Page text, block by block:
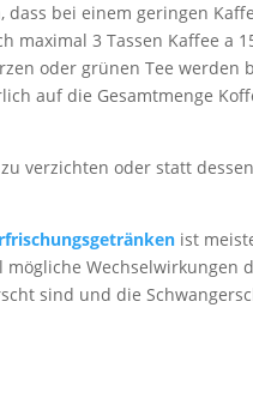
bei einem geringen
3 Tassen Kaffee a
oder grünen Tee werden
auf die Gesamtmenge
verzichten oder statt
ist
mögliche Wechselwirkungen
sind und die